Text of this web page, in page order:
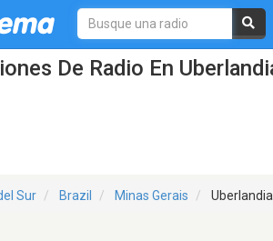
De Radio En
Sur Brazil Minas Gerais Uberlandia